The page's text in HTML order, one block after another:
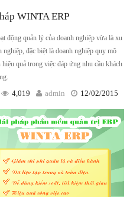
WINTA ERP
động quản lý của doanh nghiệp vừa là xu
đặc biệt là doanh nghiệp quy mô
quả trong việc đáp ứng nhu cầu khách
12/02/2015
admin
4,019